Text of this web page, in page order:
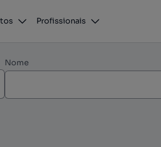
Profissionais
Nome